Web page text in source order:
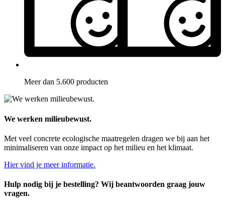
Meer dan 5.600 producten
We werken milieubewust.
Met veel concrete ecologische maatregelen dragen we bij aan het
minimaliseren van onze impact op het milieu en het klimaat.
Hier vind je meer informatie.
Hulp nodig bij je bestelling? Wij beantwoorden graag jouw
vragen.